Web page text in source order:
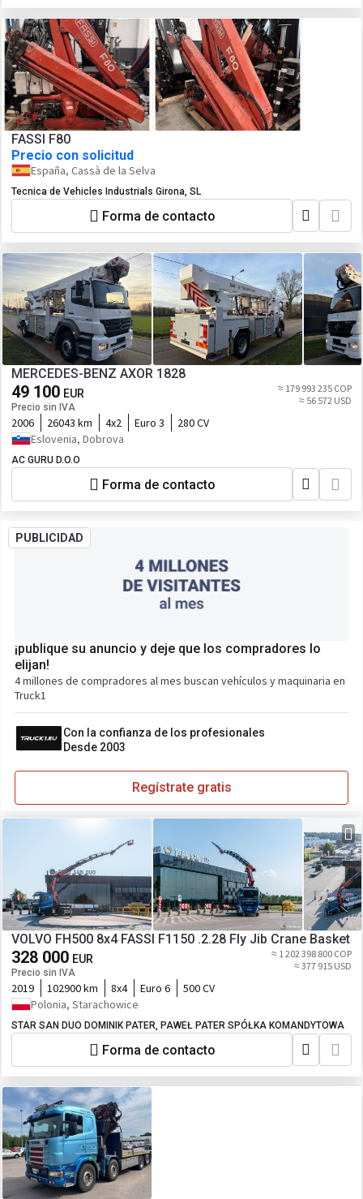
FASSI F80
Precio con solicitud
España, Cassà de la Selva
Tecnica de Vehicles Industrials Girona, SL
Forma de contacto
MERCEDES-BENZ AXOR 1828
49 100 EUR
Precio sin IVA
≈ 179 993 235 COP
≈ 56 572 USD
2006 26043 km 4x2 Euro 3
280 CV
Eslovenia, Dobrova
AC GURU D.O.O
Forma de contacto
PUBLICIDAD
¡publique su anuncio y deje que los compradores lo
elijan!
4 millones de compradores al mes buscan vehículos y maquinaria en
Truck1
Con la confianza de los profesionales
Desde 2003
Regístrate gratis
VOLVO FH500 8x4 FASSI F1150 .2.28 Fly Jib Crane Basket
328 000 EUR
Precio sin IVA
≈ 1 202 398 800 COP
≈ 377 915 USD
2019 102900 km 8x4 Euro 6
500 CV
Polonia, Starachowice
STAR SAN DUO DOMINIK PATER, PAWEŁ PATER SPÓŁKA KOMANDYTOWA
Forma de contacto